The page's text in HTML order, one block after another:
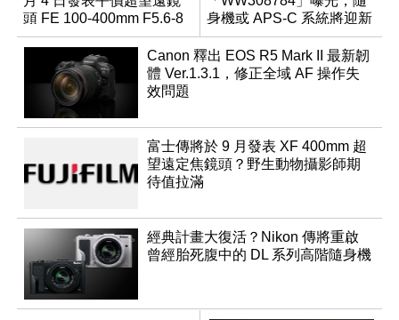
頭 FE 100-400mm F5.6-8
身機或 APS-C 系統將迎新
成員？
Canon 釋出 EOS R5 Mark II 最新韌
體 Ver.1.3.1，修正全域 AF 操作失
效問題
富士傳將於 9 月發表 XF 400mm 超
望遠定焦鏡頭？野生動物攝影師期
待值拉滿
經典計畫大復活？Nikon 傳將重啟
曾經胎死腹中的 DL 系列高階隨身機